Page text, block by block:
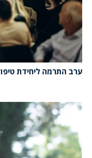
ערב התרמה ליחידת